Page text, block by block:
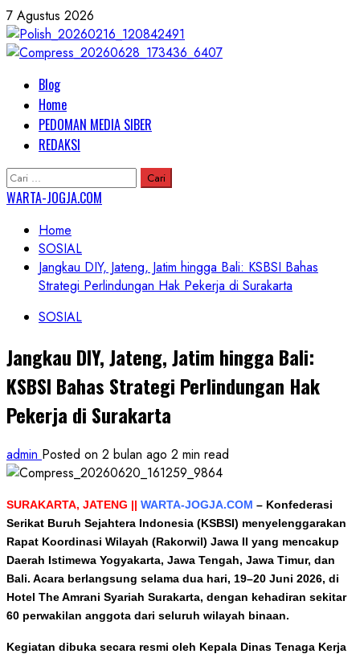
Skip
to
content
7 Agustus 2026
Primary
Menu
Blog
Home
PEDOMAN MEDIA SIBER
REDAKSI
Cari
untuk:
WARTA-JOGJA.COM
Home
SOSIAL
Jangkau DIY, Jateng, Jatim hingga Bali: KSBSI Bahas
Strategi Perlindungan Hak Pekerja di Surakarta
SOSIAL
Jangkau DIY, Jateng, Jatim hingga Bali:
KSBSI Bahas Strategi Perlindungan Hak
Pekerja di Surakarta
admin Posted on 2 bulan ago 2 min read
SURAKARTA, JATENG || WARTA-JOGJA.COM – Konfederasi
Serikat Buruh Sejahtera Indonesia (KSBSI) menyelenggarakan
Rapat Koordinasi Wilayah (Rakorwil) Jawa II yang mencakup
Daerah Istimewa Yogyakarta, Jawa Tengah, Jawa Timur, dan
Bali. Acara berlangsung selama dua hari, 19–20 Juni 2026, di
Hotel The Amrani Syariah Surakarta, dengan kehadiran sekitar
60 perwakilan anggota dari seluruh wilayah binaan.
Kegiatan dibuka secara resmi oleh Kepala Dinas Tenaga Kerja